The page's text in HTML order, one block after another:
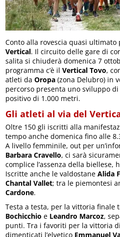
Conto alla rovescia quasi ultimato
Vertical. Il circuito delle gare di
salita si chiuderà domenica 7
programma c’è ilVertical Tovo,
atleti daOropa (zona Delubro) in
percorso presenta uno sviluppo
positivo di 1.000 metri.
Gli atleti al via del
Oltre 150 gli iscritti alla
tempo anche domenica fino alle
A livello femminile, out per
Barbara Cravello, ci sarà
complice l’assenza della biellese,
Iscritte anche le valdostaneAlida
Chantal Vallet; tra le piemontesi
Cardone.
Testa a testa, per la vittoria finale
Bochicchio e Leandro Marcoz,
punti. Tra i favoriti per la vittoria
dimenticati l’elvetico Emmanuel